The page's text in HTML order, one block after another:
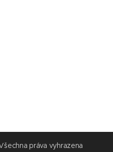
práva vyhrazena